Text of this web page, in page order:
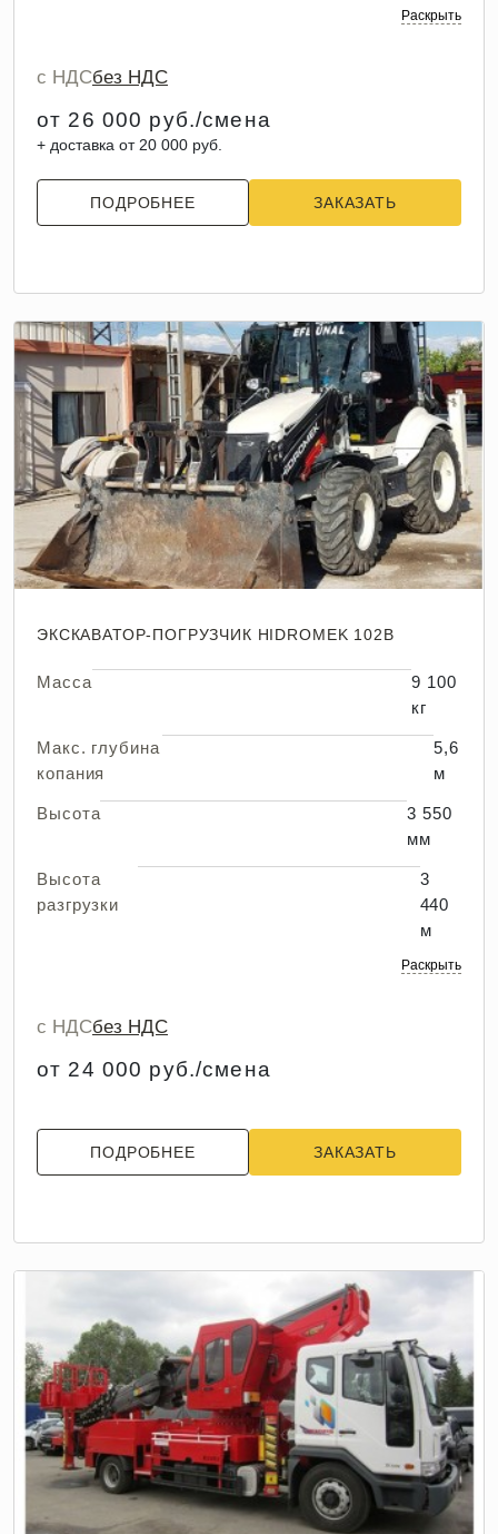
Раскрыть
с НДСбез НДС
от 26 000 руб./смена
+ доставка от 20 000 руб.
ПОДРОБНЕЕ ЗАКАЗАТЬ
ЭКСКАВАТОР-ПОГРУЗЧИК HIDROMEK 102B
Масса
9 100
кг
Макс. глубина
копания
5,6
м
Высота
3 550
мм
Высота
разгрузки
3
440
м
Раскрыть
с НДСбез НДС
от 24 000 руб./смена
ПОДРОБНЕЕ ЗАКАЗАТЬ